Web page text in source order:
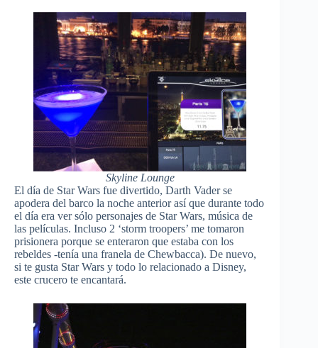
Skyline Lounge
El día de Star Wars fue divertido, Darth Vader se
apodera del barco la noche anterior así que durante todo
el día era ver sólo personajes de Star Wars, música de
las películas. Incluso 2 ‘storm troopers’ me tomaron
prisionera porque se enteraron que estaba con los
rebeldes -tenía una franela de Chewbacca). De nuevo,
si te gusta Star Wars y todo lo relacionado a Disney,
este crucero te encantará.